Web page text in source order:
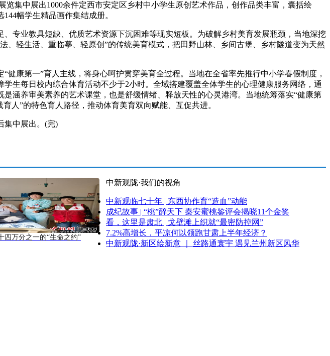
集中展出1000余件定西市安定区乡村中小学生原创艺术作品，创作品类丰富，囊括绘
幅学生精品画作集结成册。
业教具短缺、优质艺术资源下沉困难等现实短板。为破解乡村美育发展瓶颈，当地深挖
轻生活、重临摹、轻原创”的传统美育模式，把田野山林、乡间古堡、乡村隧道变为天然
第一”育人主线，将身心呵护贯穿美育全过程。当地在全省率先推行中小学春假制度，
生每日校内综合体育活动不少于2小时。全域搭建覆盖全体学生的心理健康服务网络，通
涵养审美素养的艺术课堂，也是舒缓情绪、释放天性的心灵港湾。当地统筹落实“健康第
人”的特色育人路径，推动体育美育双向赋能、互促共进。
集中展出。(完)
四万分之一的“生命之约”
中新观陇·我们的视角
中新观临七十年 | 东西协作育“造血”动能
成纪故事 | “桃”醉天下 秦安蜜桃鉴评会揭晓11个金奖
看，这里是肃北 | 戈壁滩上织就“最密防控网”
7.2%高增长，平凉何以领跑甘肃上半年经济？
中新观陇·新区绘新意 ｜ 丝路通寰宇 遇见兰州新区风华